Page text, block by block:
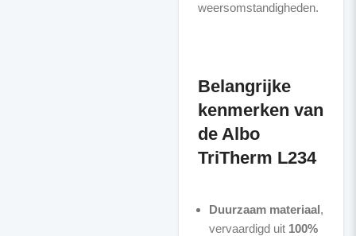
weersomstandigheden.
Belangrijke
kenmerken van
de Albo
TriTherm L234
Duurzaam materiaal,
vervaardigd uit 100%